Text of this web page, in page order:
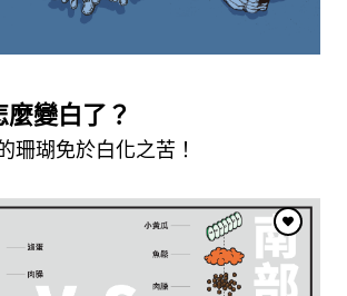
變白了？
珊瑚免於白化之苦！